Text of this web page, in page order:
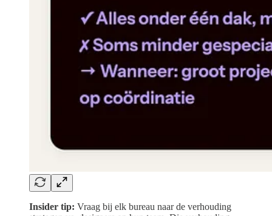
Insider tip: Vraag bij elk bureau naar de verhouding